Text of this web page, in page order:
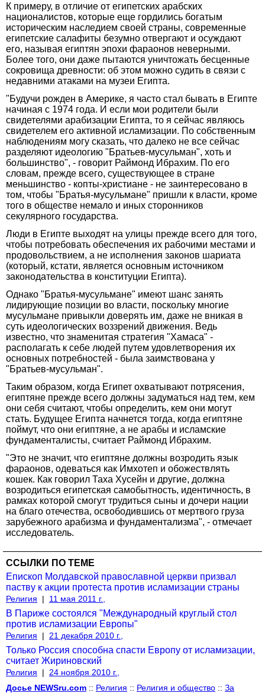
К примеру, в отличие от египетских арабских
националистов, которые еще гордились богатым
историческим наследием своей страны, современные
египетские салафиты безумно отвергают и осуждают
его, называя египтян эпохи фараонов неверными.
Более того, они даже пытаются уничтожать бесценные
сокровища древности: об этом можно судить в связи с
недавними атаками на музеи Египта.
"Будучи рожден в Америке, я часто стал бывать в Египте
начиная с 1974 года. И если мои родители были
свидетелями арабизации Египта, то я сейчас являюсь
свидетелем его активной исламизации. По собственным
наблюдениям могу сказать, что далеко не все сейчас
разделяют идеологию "Братьев-мусульман", хоть и
большинство", - говорит Раймонд Ибрахим. По его
словам, прежде всего, существующее в стране
меньшинство - копты-христиане - не заинтересовано в
том, чтобы "Братья-мусульмане" пришли к власти, кроме
того в обществе немало и иных сторонников
секулярного государства.
Люди в Египте выходят на улицы прежде всего для того,
чтобы потребовать обеспечения их рабочими местами и
продовольствием, а не исполнения законов шариата
(который, кстати, является основным источником
законодательства в конституции Египта).
Однако "Братья-мусульмане" имеют шанс занять
лидирующие позиции во власти, поскольку многие
мусульмане привыкли доверять им, даже не вникая в
суть идеологических воззрений движения. Ведь
известно, что знаменитая стратегия "Хамаса" -
располагать к себе людей путем удовлетворения их
основных потребностей - была заимствована у
"Братьев-мусульман".
Таким образом, когда Египет охватывают потрясения,
египтяне прежде всего должны задуматься над тем, кем
они себя считают, чтобы определить, кем они могут
стать. Будущее Египта начнется тогда, когда египтяне
поймут, что они египтяне, а не арабы и исламские
фундаменталисты, считает Раймонд Ибрахим.
"Это не значит, что египтяне должны возродить язык
фараонов, одеваться как Имхотеп и обожествлять
кошек. Как говорил Таха Хусейн и другие, должна
возродиться египетская самобытность, идентичность, в
рамках которой смогут трудиться сыны и дочери нации
на благо отечества, освободившись от мертвого груза
зарубежного арабизма и фундаментализма", - отмечает
исследователь.
ССЫЛКИ ПО ТЕМЕ
Епископ Молдавской православной церкви призвал
паству к акции протеста против исламизации страны
Религия | 11 мая 2011 г.,
В Париже состоялся "Международный круглый стол
против исламизации Европы"
Религия | 21 декабря 2010 г.,
Только Россия способна спасти Европу от исламизации,
считает Жириновский
Религия |
24 ноября 2010 г.,
Досье NEWSru.com :: Религия :: Религия и общество :: За